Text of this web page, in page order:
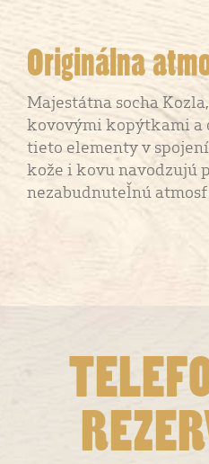
Originálna
Majestátna socha
kovovými kopýtkami a
tieto elementy v
kože i kovu navodzujú
nezabudnuteľnú